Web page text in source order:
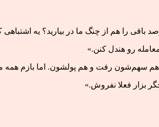
رو هندل کنن.»
و هم پولشون. اما بازم همه میرن و ۳۰ درصد دوم را
بزار فعلا نفروش.»